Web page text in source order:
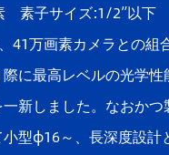
素子サイズ:1/2”以下
41万画素カメラとの組
に最高レベルの光学性
新しました。なおかつ
型φ16～、長深度設計